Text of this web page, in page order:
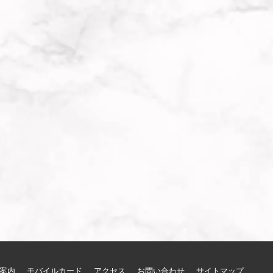
内 モバイルカード アクセス お問い合わせ サイトマップ